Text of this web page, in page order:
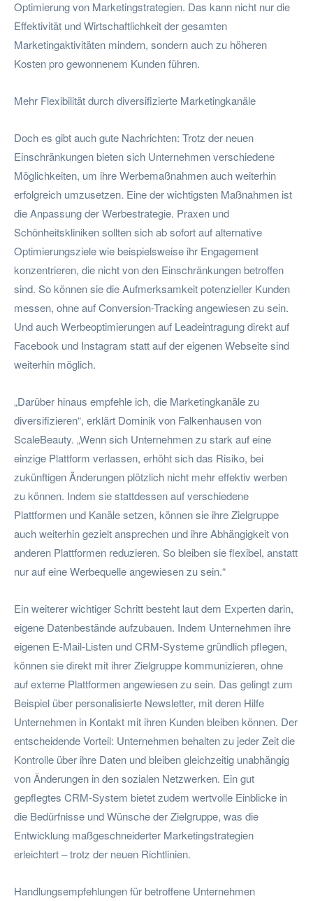
Optimierung von Marketingstrategien. Das kann nicht nur die
Effektivität und Wirtschaftlichkeit der gesamten
Marketingaktivitäten mindern, sondern auch zu höheren
Kosten pro gewonnenem Kunden führen.
Mehr Flexibilität durch diversifizierte Marketingkanäle
Doch es gibt auch gute Nachrichten: Trotz der neuen
Einschränkungen bieten sich Unternehmen verschiedene
Möglichkeiten, um ihre Werbemaßnahmen auch weiterhin
erfolgreich umzusetzen. Eine der wichtigsten Maßnahmen ist
die Anpassung der Werbestrategie. Praxen und
Schönheitskliniken sollten sich ab sofort auf alternative
Optimierungsziele wie beispielsweise ihr Engagement
konzentrieren, die nicht von den Einschränkungen betroffen
sind. So können sie die Aufmerksamkeit potenzieller Kunden
messen, ohne auf Conversion-Tracking angewiesen zu sein.
Und auch Werbeoptimierungen auf Leadeintragung direkt auf
Facebook und Instagram statt auf der eigenen Webseite sind
weiterhin möglich.
„Darüber hinaus empfehle ich, die Marketingkanäle zu
diversifizieren“, erklärt Dominik von Falkenhausen von
ScaleBeauty. „Wenn sich Unternehmen zu stark auf eine
einzige Plattform verlassen, erhöht sich das Risiko, bei
zukünftigen Änderungen plötzlich nicht mehr effektiv werben
zu können. Indem sie stattdessen auf verschiedene
Plattformen und Kanäle setzen, können sie ihre Zielgruppe
auch weiterhin gezielt ansprechen und ihre Abhängigkeit von
anderen Plattformen reduzieren. So bleiben sie flexibel, anstatt
nur auf eine Werbequelle angewiesen zu sein.“
Ein weiterer wichtiger Schritt besteht laut dem Experten darin,
eigene Datenbestände aufzubauen. Indem Unternehmen ihre
eigenen E-Mail-Listen und CRM-Systeme gründlich pflegen,
können sie direkt mit ihrer Zielgruppe kommunizieren, ohne
auf externe Plattformen angewiesen zu sein. Das gelingt zum
Beispiel über personalisierte Newsletter, mit deren Hilfe
Unternehmen in Kontakt mit ihren Kunden bleiben können. Der
entscheidende Vorteil: Unternehmen behalten zu jeder Zeit die
Kontrolle über ihre Daten und bleiben gleichzeitig unabhängig
von Änderungen in den sozialen Netzwerken. Ein gut
gepflegtes CRM-System bietet zudem wertvolle Einblicke in
die Bedürfnisse und Wünsche der Zielgruppe, was die
Entwicklung maßgeschneiderter Marketingstrategien
erleichtert – trotz der neuen Richtlinien.
Handlungsempfehlungen für betroffene Unternehmen